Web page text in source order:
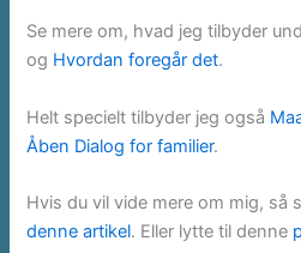
Se mere om, hvad jeg tilbyder
og Hvordan foregår det.
Helt specielt tilbyder jeg også
Åben Dialog for familier.
Hvis du vil vide mere om mig, så
denne artikel. Eller lytte til denne